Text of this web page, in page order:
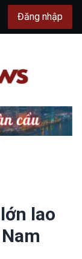
Đăng nhập
lao